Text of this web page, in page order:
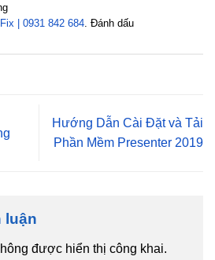
| 0931 842 684 . Đánh dấu
Hướng Dẫn Cài Đặt và Tải
Phần Mềm Presenter 2019
luận
được hiển thị công khai.